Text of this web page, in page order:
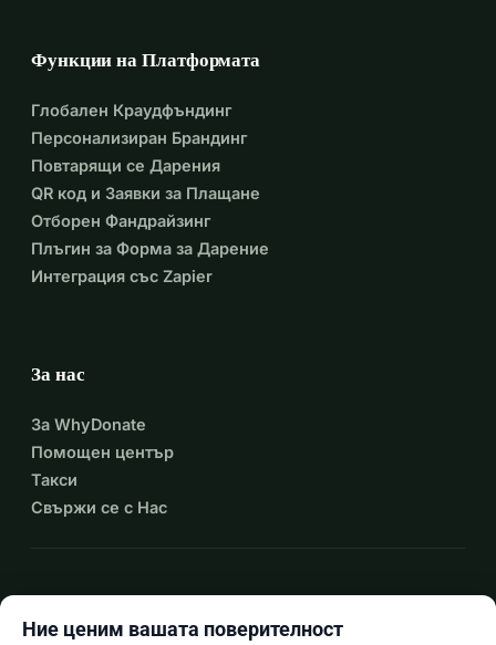
Функции на Платформата
Глобален Краудфъндинг
Персонализиран Брандинг
Повтарящи се Дарения
QR код и Заявки за Плащане
Отборен Фандрайзинг
Плъгин за Форма за Дарение
Интеграция със Zapier
За нас
За WhyDonate
Помощен център
Такси
Свържи се с Нас
Ние ценим вашата поверителност